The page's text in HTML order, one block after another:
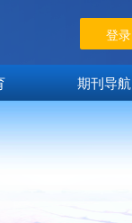
登录
期刊导航